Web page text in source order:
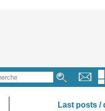
Last posts /